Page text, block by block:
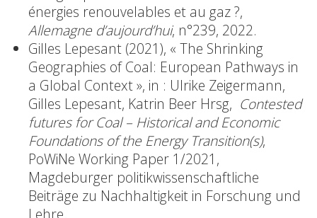
énergies renouvelables et au gaz ?,
Allemagne d’aujourd’hui, n°239, 2022.
Gilles Lepesant (2021), « The Shrinking
Geographies of Coal: European Pathways in
a Global Context », in : Ulrike Zeigermann,
Gilles Lepesant, Katrin Beer Hrsg, Contested
futures for Coal – Historical and Economic
Foundations of the Energy Transition(s),
PoWiNe Working Paper 1/2021,
Magdeburger politikwissenschaftliche
Beiträge zu Nachhaltigkeit in Forschung und
Lehre.